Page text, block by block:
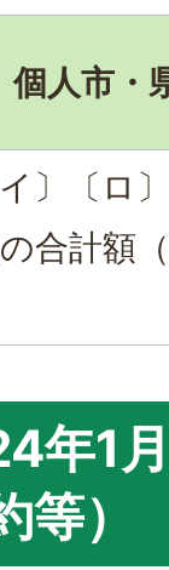
個人市・
イ〕〔ロ
合計額
年1
）